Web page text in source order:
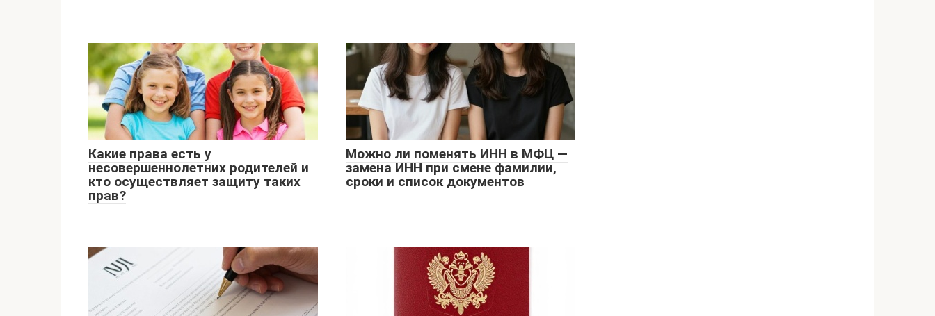
Какие права есть у
несовершеннолетних родителей и
кто осуществляет защиту таких
прав?
Можно ли поменять ИНН в МФЦ —
замена ИНН при смене фамилии,
сроки и список документов